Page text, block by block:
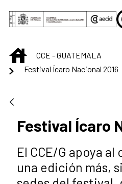
Skip to Main Content
INICIOCCE - GUATEMALA
Festival Ícaro Nacional 2016
Festival Ícaro
El CCE/G apoya
una edición más,